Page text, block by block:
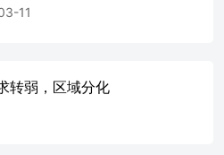
11
转弱，区域分化